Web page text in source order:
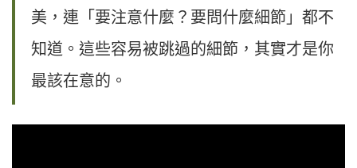
美，連「要注意什麼？要問什麼細節」都不
知道。這些容易被跳過的細節，其實才是你
最該在意的。